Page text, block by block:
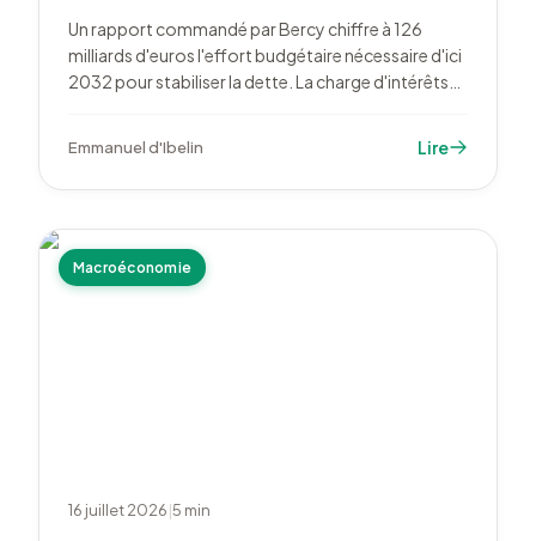
Un rapport commandé par Bercy chiffre à 126
milliards d'euros l'effort budgétaire nécessaire d'ici
2032 pour stabiliser la dette. La charge d'intérêts
57,1 milliards.
Emmanuel d'Ibelin Lire
Macroéconomie
16 juillet 2026|5 min